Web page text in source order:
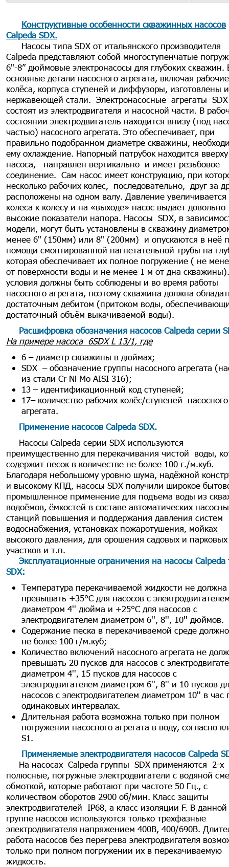
Конструктивные особенности скважинных насосов
Calpeda SDX.
Насосы типа SDX от итальянского производителя
Calpeda представляют собой многоступенчатые
6"-8” дюймовые электронасосы для глубоких скважин.
основные детали насосного агрегата, включая рабочие
колёса, корпуса ступеней и диффузоры, изготовлены
нержавеющей стали. Электронасосные агрегаты SDХ
состоят из электродвигателя и насосной части. В
состоянии электродвигатель находится внизу (под
частью) насосного агрегата. Это обеспечивает, при
правильно подобранном диаметре скважины,
ему охлаждение. Напорный патрубок находится
насоса, направлен вертикально и имеет резьбовое
соединение. Сам насос имеет конструкцию, при
несколько рабочих колес, последовательно, друг за
расположены на одном валу. Давление увеличивается
колеса к колесу и на «выходе» насос выдает довольно
высокие показатели напора. Насосы SDХ, в
модели, могут быть установлены в скважину
менее 6" (150мм) или 8" (200мм) и опускаются в неё
помощи смонтированной нагнетательной трубы на
которая обеспечивает их полное погружение ( не
от поверхности воды и не менее 1 м от дна
условия должны быть соблюдены и во время работы
насосного агрегата, поэтому скважина должна
достаточным дебитом (притоком воды,
достаточный объём выкачиваемой воды).
Расшифровка обозначения насосов Calpeda серии
На примере насоса 6SDX L 13/1, где
6 – диаметр скважины в дюймах;
SDX – обозначение группы насосного агрегата
из стали Cr Ni Mo AISI 316);
13 – идентификационный код ступеней;
17– количество рабочих колёс/ступеней насосного
агрегата.
Применение насосов Calpeda SDX.
Насосы Calpeda серии SDX используются
преимущественно для перекачивания чистой воды,
содержит песок в количестве не более 100 г./м.куб.
Благодаря небольшому уровню шума, надёжной
и высокому КПД, насосы SDX получили широкое
промышленное применение для подъема воды из
водоёмов, ёмкостей в составе автоматических
станций повышения и поддержания давления систем
водоснабжения, установках пожаротушения, мойках
высокого давления, для орошения садовых и парковых
участков и т.п.
Эксплуатационные ограничения на насосы Calpeda
SDX:
Температура перекачиваемой жидкости не должна
превышать +35°С для насосов с
диаметром 4'' дюйма и +25°С для насосов с
электродвигателем диаметром 6'', 8'', 10'' дюймов.
Содержание песка в перекачиваемой среде
не более 100 г/м.куб;
Количество включений насосного агрегата не
превышать 20 пусков для насосов с
диаметром 4'', 15 пусков для насосов с
электродвигателем диаметром 6'', 8'' и 10 пусков
насосов с электродвигателем диаметром 10'' в час
одинаковых интервалах.
Длительная работа возможна только при полном
погружении насосного агрегата в воду, согласно
S1.
Применяемые электродвигателя насосов Calpeda
На насосах Calpeda группы SDX применяются 2-х
полюсные, погружные электродвигатели с водяной
обмоткой, которые работают при частоте 50 Гц., с
количеством оборотов 2900 об/мин. Класс защиты
электродвигателей IP68, а класс изоляции F. В данной
группе насосов используются только трехфазные
электродвигателя напряжением 400В, 400/690В.
работа насосов без перегрева электродвигателя
только при полном погружении их в перекачиваемую
жидкость.